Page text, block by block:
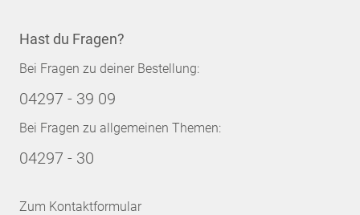
Hast du Fragen?
Bei Fragen zu deiner Bestellung:
04297 - 39 09
Bei Fragen zu allgemeinen Themen:
04297 - 30
Zum Kontaktformular